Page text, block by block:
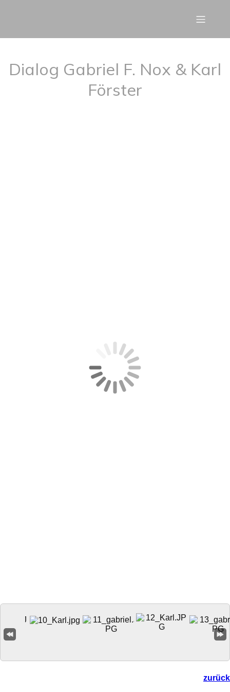
Dialog Gabriel F. Nox & Karl
Förster
zurück